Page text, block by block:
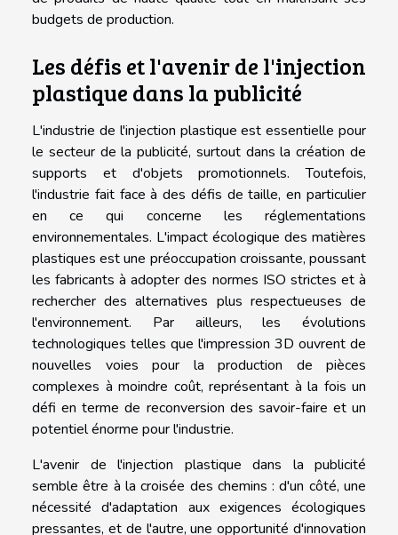
budgets de production.
Les défis et l'avenir de l'injection
plastique dans la publicité
L'industrie de l'injection plastique est essentielle pour
le secteur de la publicité, surtout dans la création de
supports et d'objets promotionnels. Toutefois,
l'industrie fait face à des défis de taille, en particulier
en ce qui concerne les réglementations
environnementales. L'impact écologique des matières
plastiques est une préoccupation croissante, poussant
les fabricants à adopter des normes ISO strictes et à
rechercher des alternatives plus respectueuses de
l'environnement. Par ailleurs, les évolutions
technologiques telles que l'impression 3D ouvrent de
nouvelles voies pour la production de pièces
complexes à moindre coût, représentant à la fois un
défi en terme de reconversion des savoir-faire et un
potentiel énorme pour l'industrie.
L'avenir de l'injection plastique dans la publicité
semble être à la croisée des chemins : d'un côté, une
nécessité d'adaptation aux exigences écologiques
pressantes, et de l'autre, une opportunité d'innovation